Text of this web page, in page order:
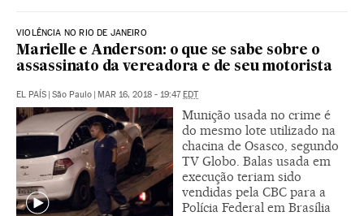
VIOLÊNCIA NO RIO DE JANEIRO
Marielle e Anderson: o que se sabe sobre o
assassinato da vereadora e de seu motorista
EL PAÍS | São Paulo | MAR 16, 2018 - 19:47EDT
Munição usada no crime é
do mesmo lote utilizado na
chacina de Osasco, segundo
TV Globo. Balas usada em
execução teriam sido
vendidas pela CBC para a
Polícia Federal em Brasília